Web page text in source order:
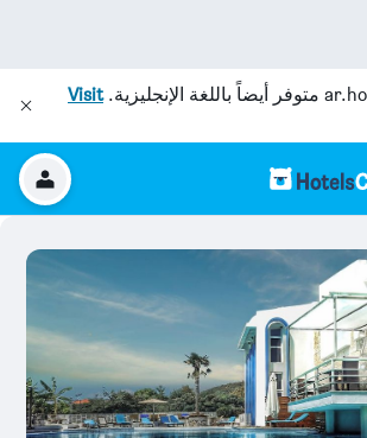
متوفر أيضاً باللغة الإنجليزية.Visit